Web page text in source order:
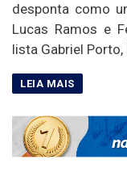
desponta como
Lucas Ramos e
lista Gabriel Porto,